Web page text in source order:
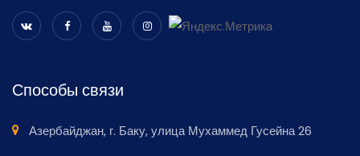
Способы связи
Азербайджан, г. Баку, улица Мухаммед Гусейна 26